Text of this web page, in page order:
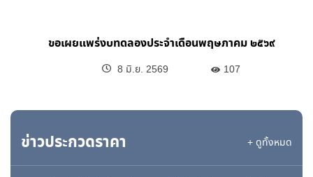
ขอเผยแพร่งบทดลองประจำเดือนพฤษภาคม ๒๕๖๙
8 มิ.ย. 2569 107
ข่าวประกวดราคา + ดูทั้งหมด